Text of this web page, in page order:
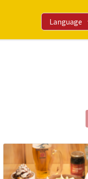
Language